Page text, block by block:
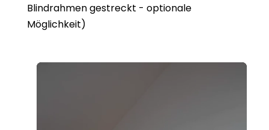
Blindrahmen gestreckt - optionale
Möglichkeit)